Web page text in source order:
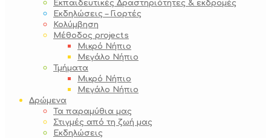
Εκπαιδευτικές Δραστηριότητες & εκδρομές
Εκδηλώσεις – Γιορτές
Κολύμβηση
Μέθοδος projects
Μικρό Νήπιο
Μεγάλο Νήπιο
Τμήματα
Μικρό Νήπιο
Μεγάλο Νήπιο
Δρώμενα
Τα παραμύθια μας
Στιγμές από τη ζωή μας
Εκδηλώσεις